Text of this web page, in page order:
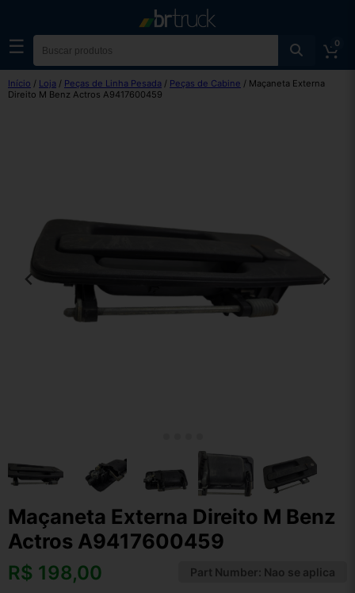
☰ 0
Início / Loja / Peças de Linha Pesada / Peças de Cabine / Maçaneta Externa
Direito M Benz Actros A9417600459
Maçaneta Externa Direito M Benz
Actros A9417600459
R$ 198,00 Part Number: Nao se aplica